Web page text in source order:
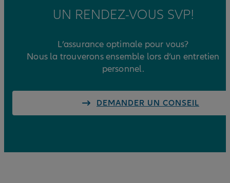
UN RENDEZ-VOUS SVP!
L’assurance optimale pour vous?
Nous la trouverons ensemble lors d’un entretien
personnel.
DEMANDER UN CONSEIL